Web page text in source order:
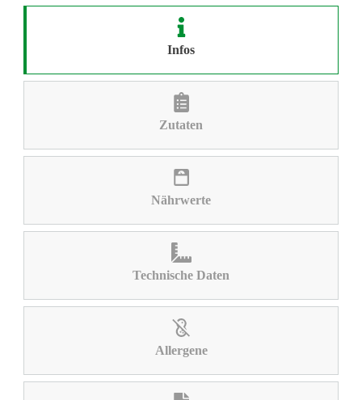
Infos
Zutaten
Nährwerte
Technische Daten
Allergene